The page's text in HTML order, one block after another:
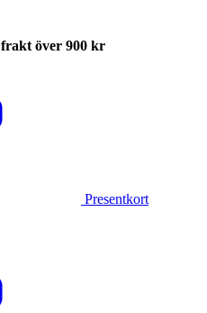
över 900 kr
Presentkort